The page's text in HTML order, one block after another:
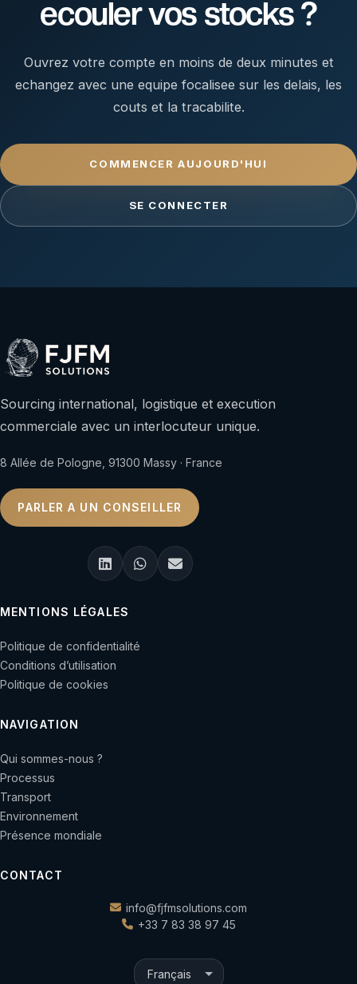
ecouler vos stocks ?
Ouvrez votre compte en moins de deux minutes et
echangez avec une equipe focalisee sur les delais, les
couts et la tracabilite.
COMMENCER AUJOURD'HUI
SE CONNECTER
Sourcing international, logistique et execution
commerciale avec un interlocuteur unique.
8 Allée de Pologne, 91300 Massy · France
PARLER A UN CONSEILLER
MENTIONS LÉGALES
Politique de confidentialité
Conditions d’utilisation
Politique de cookies
NAVIGATION
Qui sommes-nous ?
Processus
Transport
Environnement
Présence mondiale
CONTACT
info@fjfmsolutions.com
+33 7 83 38 97 45